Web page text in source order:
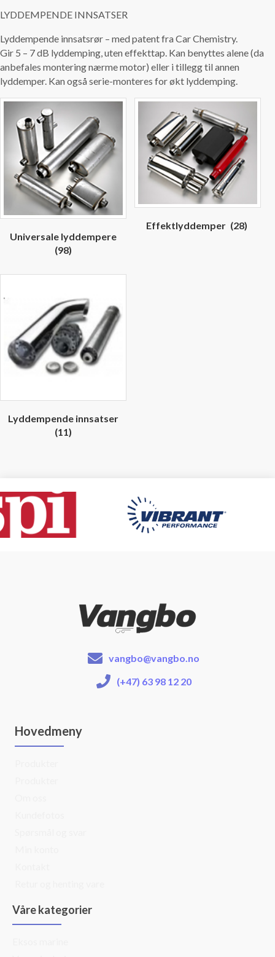
LYDDEMPENDE INNSATSER
Lyddempende innsatsrør – med patent fra Car Chemistry.
Gir 5 – 7 dB lyddemping, uten effekttap. Kan benyttes alene (da
anbefales montering nærme motor) eller i tillegg til annen
lyddemper. Kan også serie-monteres for økt lyddemping.
Universale lyddempere
(98)
Effektlyddemper (28)
Lyddempende innsatser
(11)
vangbo@vangbo.no
(+47) 63 98 12 20
Hovedmeny
Våre kategorier